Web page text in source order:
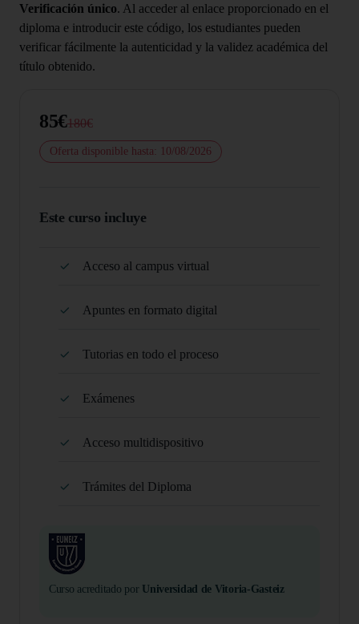
Verificación único. Al acceder al enlace proporcionado en el
diploma e introducir este código, los estudiantes pueden
verificar fácilmente la autenticidad y la validez académica del
título obtenido.
85€180€
Oferta disponible hasta: 10/08/2026
Este curso incluye
Acceso al campus virtual
Apuntes en formato digital
Tutorias en todo el proceso
Exámenes
Acceso multidispositivo
Trámites del Diploma
Curso acreditado por Universidad de Vitoria-Gasteiz